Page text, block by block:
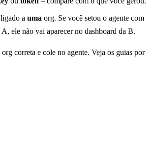
a uma org. Se você setou o agente com
ele não vai aparecer no dashboard da B.
correta e cole no agente. Veja os guias por